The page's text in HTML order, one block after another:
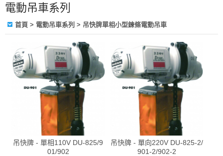
電動吊車系列
首頁 > 電動吊車系列 > 吊快牌單相小型鍊條電動吊車
吊快牌 - 單相110V DU-825/9
01/902
吊快牌 - 單向220V DU-825-2/
901-2/902-2